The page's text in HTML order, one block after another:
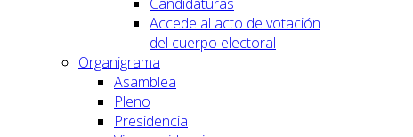
Accede al acto de votación
del cuerpo electoral
Organigrama
Asamblea
Pleno
Presidencia